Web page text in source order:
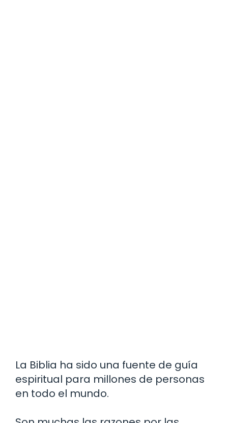
La Biblia ha sido una fuente de guía
espiritual para millones de personas
en todo el mundo.